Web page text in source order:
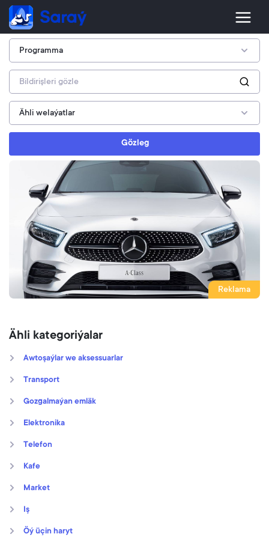
Gözleg
Reklama
Ähli kategoriýalar
Awtoşaýlar we aksessuarlar
Transport
Gozgalmaýan emläk
Elektronika
Telefon
Kafe
Market
Iş
Öý üçin haryt